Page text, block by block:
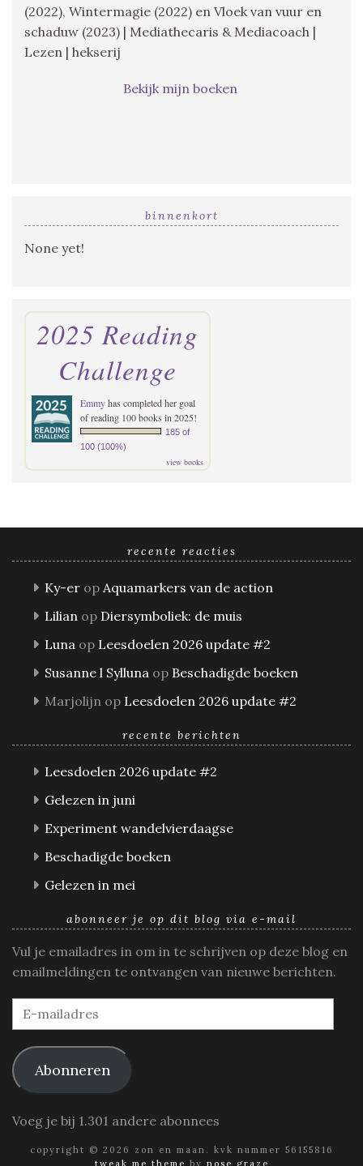
(2022), Wintermagie (2022) en Vloek van vuur en
schaduw (2023) | Mediathecaris & Mediacoach |
Lezen | hekserij
Bekijk mijn boeken
binnenkort
None yet!
2025 Reading
Challenge
Emmyhas completed her goal
of reading 100 books in 2025!
185 of
100 (100%)
view books
recente reacties
Ky-er op Aquamarkers van de action
Lilian op Diersymboliek: de muis
Luna op Leesdoelen 2026 update #2
Susanne l Sylluna op Beschadigde boeken
Marjolijn op Leesdoelen 2026 update #2
recente berichten
Leesdoelen 2026 update #2
Gelezen in juni
Experiment wandelvierdaagse
Beschadigde boeken
Gelezen in mei
abonneer je op dit blog via e-mail
Vul je emailadres in om in te schrijven op deze blog en
emailmeldingen te ontvangen van nieuwe berichten.
E-
mailadres
Abonneren
Voeg je bij 1.301 andere abonnees
copyright © 2026 zon en maan. kvk nummer 56155816
tweak me theme by nose graze